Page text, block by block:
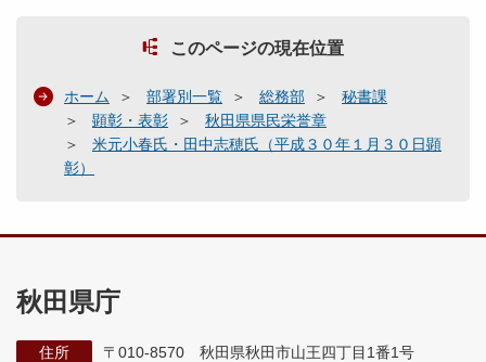
このページの現在位置
ホーム 部署別一覧 総務部
秘書課
顕彰・表彰
秋田県県民栄誉章
米元小春氏・田中志穂氏（平成３０年１月３０日顕
彰）
秋田県庁
住所
〒010-8570 秋田県秋田市山王四丁目1番1号